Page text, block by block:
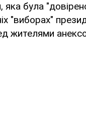
яка була
"виборах"
жителями